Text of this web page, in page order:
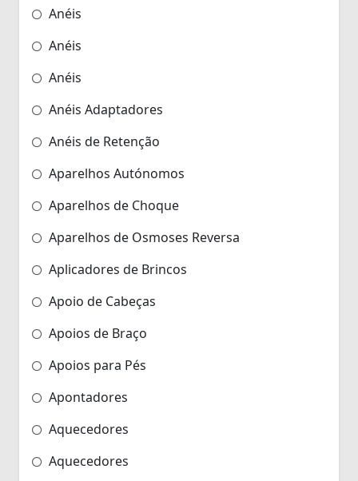
Anéis
Anéis
Anéis
Anéis Adaptadores
Anéis de Retenção
Aparelhos Autónomos
Aparelhos de Choque
Aparelhos de Osmoses Reversa
Aplicadores de Brincos
Apoio de Cabeças
Apoios de Braço
Apoios para Pés
Apontadores
Aquecedores
Aquecedores